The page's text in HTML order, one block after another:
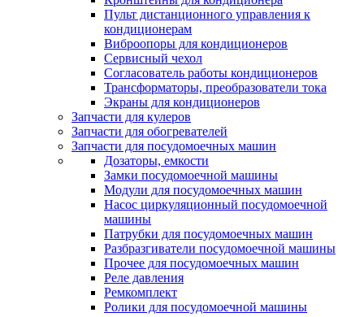
Пульт дистанционного управления к
кондиционерам
Виброопоры для кондиционеров
Сервисный чехол
Согласователь работы кондиционеров
Трансформаторы, преобразователи тока
Экраны для кондиционеров
Запчасти для кулеров
Запчасти для обогревателей
Запчасти для посудомоечных машин
Дозаторы, емкости
Замки посудомоечной машины
Модули для посудомоечных машин
Насос циркуляционный посудомоечной
машины
Патрубки для посудомоечных машин
Разбразгиватели посудомоечной машины
Прочее для посудомоечных машин
Реле давления
Ремкомплект
Ролики для посудомоечной машины